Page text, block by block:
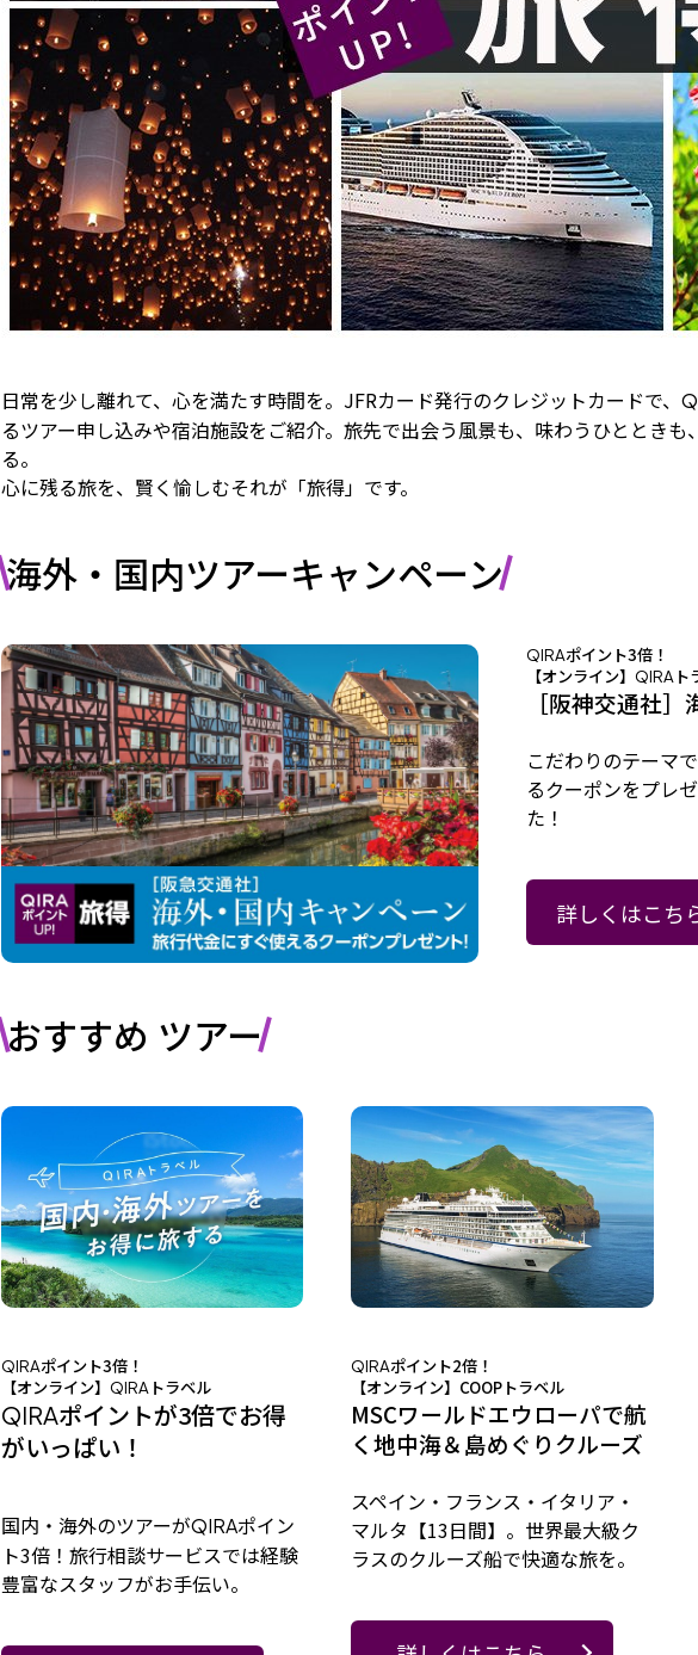
日常を少し離れて、心を満たす時間を。JFRカード発行のクレジットカードで、
るツアー申し込みや宿泊施設をご紹介。旅先で出会う風景も、味わうひとときも
る。
心に残る旅を、賢く愉しむ――それが「旅得」です。
海外・国内ツアーキャンペーン
QIRAポイント3倍！
【オンライン】 QIRA ト
［阪神交通社
こだわりのテーマ
るクーポンをプレ
た！
詳しくはこち
おすすめ ツアー
QIRAポイント3倍！
【オンライン】 QIRA トラベル
QIRAポイントが3倍でお得
がいっぱい！
国内・海外のツアーがQIRAポイン
ト3倍！旅行相談サービスでは経験
豊富なスタッフがお手伝い。
QIRAポイント2倍！
【オンライン】COOPトラベル
MSCワールドエウローパで航
く地中海＆島めぐりクルーズ
スペイン・フランス・イタリア・
マルタ【13日間】。世界最大級ク
ラスのクルーズ船で快適な旅を。